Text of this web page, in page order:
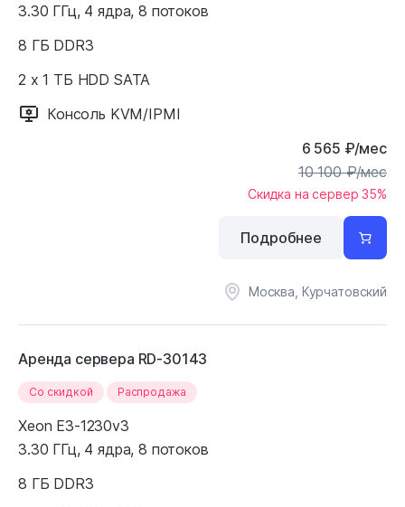
3.30 ГГц, 4 ядра, 8 потоков
8 ГБ DDR3
2 x 1 ТБ HDD SATA
Консоль KVM/IPMI
6 565 ₽/мес
10 100₽/мес
Скидка на сервер 35%
Москва, Курчатовский
Подробнее
Аренда сервера RD-30143
Cо скидкой Распродажа
Xeon E3-1230v3
3.30 ГГц, 4 ядра, 8 потоков
8 ГБ DDR3